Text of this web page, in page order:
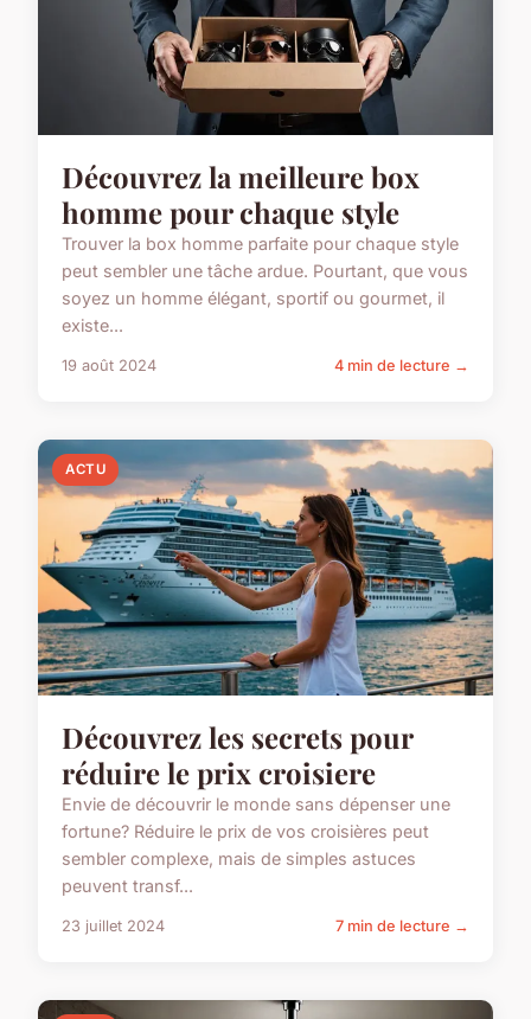
Découvrez la meilleure box
homme pour chaque style
Trouver la box homme parfaite pour chaque style
peut sembler une tâche ardue. Pourtant, que vous
soyez un homme élégant, sportif ou gourmet, il
existe...
19 août 2024 4 min de lecture →
ACTU
Découvrez les secrets pour
réduire le prix croisiere
Envie de découvrir le monde sans dépenser une
fortune? Réduire le prix de vos croisières peut
sembler complexe, mais de simples astuces
peuvent transf...
23 juillet 2024 7 min de lecture →